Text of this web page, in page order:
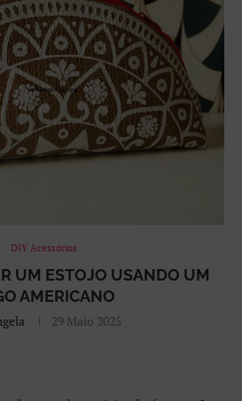
DIY Acessórios
UM ESTOJO USANDO UM
AMERICANO
29 Maio 2025